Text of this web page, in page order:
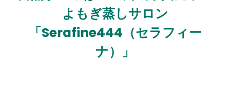
よもぎ蒸しサロン
「Serafine444（セラフィー
ナ）」